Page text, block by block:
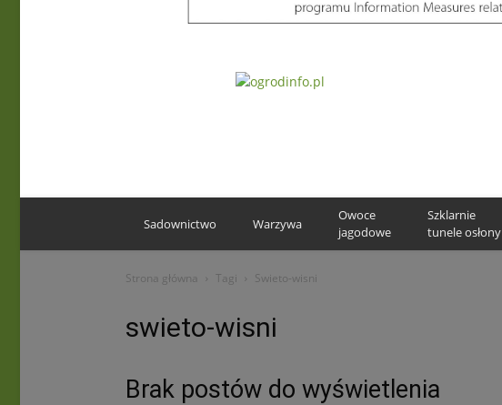
Sadownictwo Warzywa
Owoce
jagodowe
Szklarnie
tunele osłony
Strona główna Tagi Swieto-wisni
swieto-wisni
Brak postów do wyświetlenia